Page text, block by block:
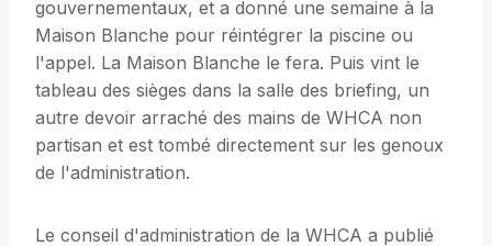
gouvernementaux, et a donné une semaine à la
Maison Blanche pour réintégrer la piscine ou
l'appel. La Maison Blanche le fera. Puis vint le
tableau des sièges dans la salle des briefing, un
autre devoir arraché des mains de WHCA non
partisan et est tombé directement sur les genoux
de l'administration.
Le conseil d'administration de la WHCA a publié